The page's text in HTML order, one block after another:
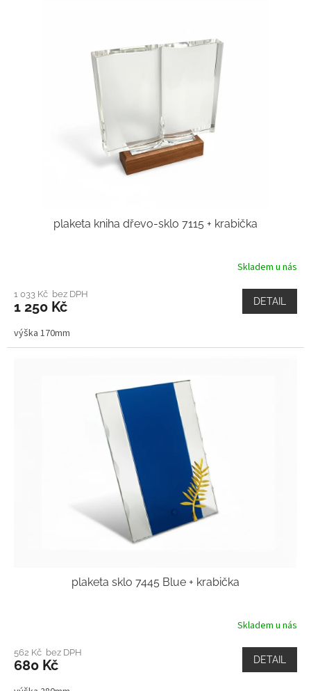
plaketa kniha dřevo-sklo 7115 + krabička
Skladem u nás
1 033 Kč bez DPH
1 250 Kč DETAIL
výška 170mm
plaketa sklo 7445 Blue + krabička
Skladem u nás
562 Kč bez DPH
680 Kč DETAIL